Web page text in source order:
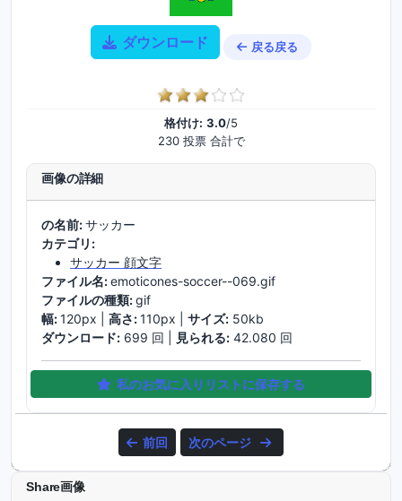
ダウンロード 戻る戻る
格付け: 3.0/5
230 投票 合計で
画像の詳細
の名前:サッカー
カテゴリ:
サッカー 顔文字
ファイル名:emoticones-soccer--069.gif
ファイルの種類:gif
幅:120px | 高さ:110px | サイズ: 50kb
ダウンロード: 699 回 | 見られる: 42.080 回
私のお気に入りリストに保存する
前回 次のページ
Share画像